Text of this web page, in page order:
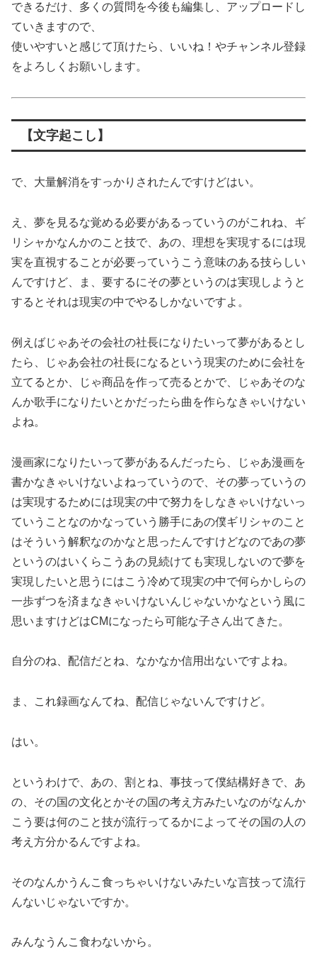
できるだけ、多くの質問を今後も編集し、アップロードし
ていきますので、
使いやすいと感じて頂けたら、いいね！やチャンネル登録
をよろしくお願いします。
【文字起こし】
で、大量解消をすっかりされたんですけどはい。
え、夢を見るな覚める必要があるっていうのがこれね、ギ
リシャかなんかのこと技で、あの、理想を実現するには現
実を直視することが必要っていうこう意味のある技らしい
んですけど、ま、要するにその夢というのは実現しようと
するとそれは現実の中でやるしかないですよ。
例えばじゃあその会社の社長になりたいって夢があるとし
たら、じゃあ会社の社長になるという現実のために会社を
立てるとか、じゃ商品を作って売るとかで、じゃあそのな
んか歌手になりたいとかだったら曲を作らなきゃいけない
よね。
漫画家になりたいって夢があるんだったら、じゃあ漫画を
書かなきゃいけないよねっていうので、その夢っていうの
は実現するためには現実の中で努力をしなきゃいけないっ
ていうことなのかなっていう勝手にあの僕ギリシャのこと
はそういう解釈なのかなと思ったんですけどなのであの夢
というのはいくらこうあの見続けても実現しないので夢を
実現したいと思うにはこう冷めて現実の中で何らかしらの
一歩ずつを済まなきゃいけないんじゃないかなという風に
思いますけどはCMになったら可能な子さん出てきた。
自分のね、配信だとね、なかなか信用出ないですよね。
ま、これ録画なんてね、配信じゃないんですけど。
はい。
というわけで、あの、割とね、事技って僕結構好きで、あ
の、その国の文化とかその国の考え方みたいなのがなんか
こう要は何のこと技が流行ってるかによってその国の人の
考え方分かるんですよね。
そのなんかうんこ食っちゃいけないみたいな言技って流行
んないじゃないですか。
みんなうんこ食わないから。